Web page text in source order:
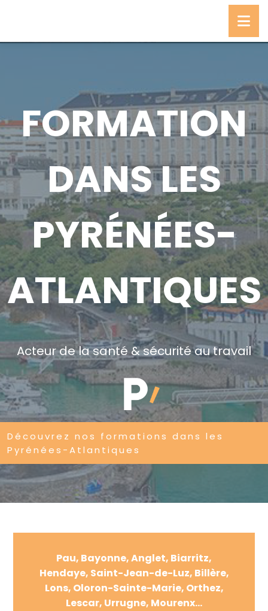
FORMATION
DANS LES
PYRÉNÉES-
ATLANTIQUES
Acteur de la santé & sécurité au travail
Découvrez nos formations dans les
Pyrénées-Atlantiques
Pau, Bayonne, Anglet, Biarritz,
Hendaye, Saint-Jean-de-Luz, Billère,
Lons, Oloron-Sainte-Marie, Orthez,
Lescar, Urrugne, Mourenx…